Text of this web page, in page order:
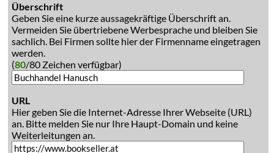
Überschrift
Geben Sie eine kurze aussagekräftige Überschrift an.
Vermeiden Sie übertriebene Werbesprache und bleiben Sie
sachlich. Bei Firmen sollte hier der Firmenname eingetragen
werden.
(80/80 Zeichen verfügbar)
URL
Hier geben Sie die Internet-Adresse Ihrer Webseite (URL)
an. Bitte melden Sie nur Ihre Haupt-Domain und keine
Weiterleitungen an.